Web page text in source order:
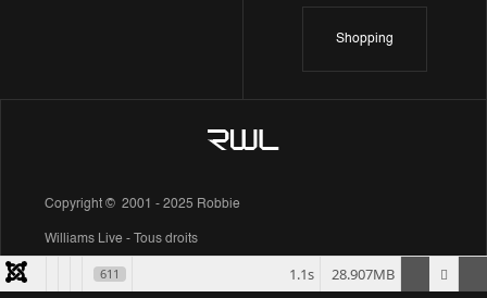
Shopping
Copyright © 2001 - 2025 Robbie
Williams Live - Tous droits
611 28.907MB
1.1s